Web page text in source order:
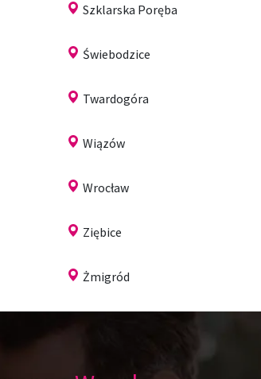
Szklarska Poręba
Świebodzice
Twardogóra
Wiązów
Wrocław
Ziębice
Żmigród